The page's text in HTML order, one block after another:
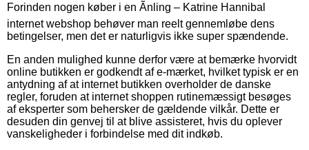
Forinden nogen køber i en Ãnling – Katrine Hannibal
internet webshop behøver man reelt gennemløbe dens
betingelser, men det er naturligvis ikke super spændende.
En anden mulighed kunne derfor være at bemærke hvorvidt
online butikken er godkendt af e-mærket, hvilket typisk er en
antydning af at internet butikken overholder de danske
regler, foruden at internet shoppen rutinemæssigt besøges
af eksperter som behersker de gældende vilkår. Dette er
desuden din genvej til at blive assisteret, hvis du oplever
vanskeligheder i forbindelse med dit indkøb.